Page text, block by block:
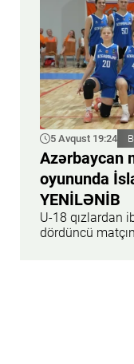
5 Avqust 19:24
Azərbaycan
oyununda
YENİLƏNİB
U-18 qızlardan
dördüncü